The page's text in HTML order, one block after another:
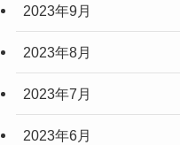
2023年9月
2023年8月
2023年7月
2023年6月